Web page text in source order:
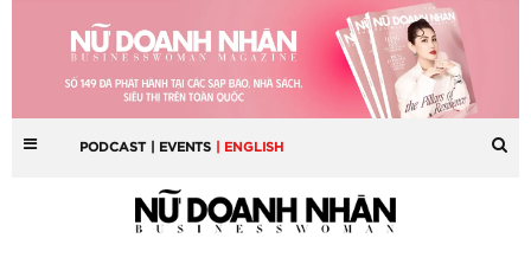
PODCAST | EVENTS | ENGLISH